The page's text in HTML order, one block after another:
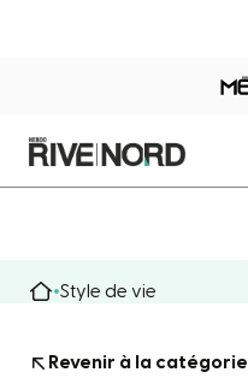
Style de vie
Revenir à la catégorie